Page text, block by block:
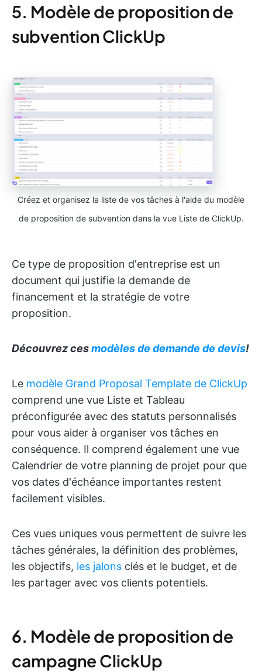
5. Modèle de proposition de
subvention ClickUp
Créez et organisez la liste de vos tâches à l'aide du modèle
de proposition de subvention dans la vue Liste de ClickUp.
Ce type de proposition d'entreprise est un
document qui justifie la demande de
financement et la stratégie de votre
proposition.
Découvrez cesmodèles de demande de devis!
Le modèle Grand Proposal Template de ClickUp
comprend une vue Liste et Tableau
préconfigurée avec des statuts personnalisés
pour vous aider à organiser vos tâches en
conséquence. Il comprend également une vue
Calendrier de votre planning de projet pour que
vos dates d'échéance importantes restent
facilement visibles.
Ces vues uniques vous permettent de suivre les
tâches générales, la définition des problèmes,
les objectifs, les jalons clés et le budget, et de
les partager avec vos clients potentiels.
6. Modèle de proposition de
campagne ClickUp